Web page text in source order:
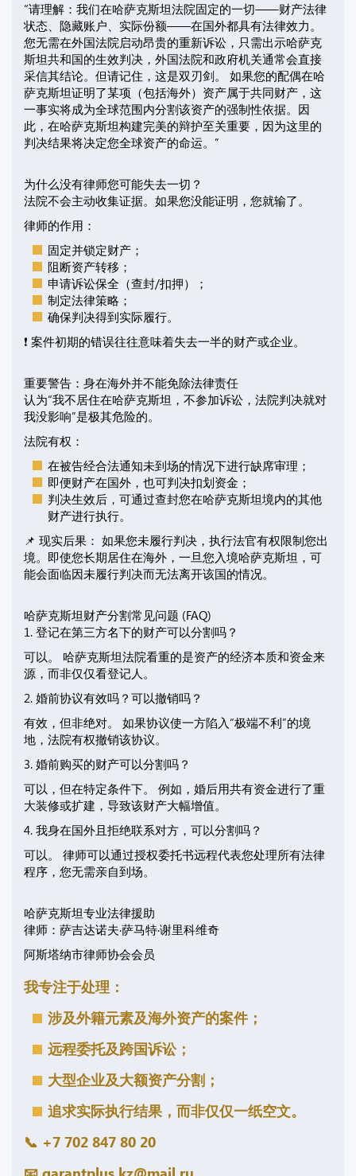
“请理解：我们在哈萨克斯坦法院固定的一切——财产法律
状态、隐藏账户、实际份额——在国外都具有法律效力。
您无需在外国法院启动昂贵的重新诉讼，只需出示哈萨克
斯坦共和国的生效判决，外国法院和政府机关通常会直接
采信其结论。但请记住，这是双刃剑。 如果您的配偶在哈
萨克斯坦证明了某项（包括海外）资产属于共同财产，这
一事实将成为全球范围内分割该资产的强制性依据。因
此，在哈萨克斯坦构建完美的辩护至关重要，因为这里的
判决结果将决定您全球资产的命运。”
为什么没有律师您可能失去一切？
法院不会主动收集证据。如果您没能证明，您就输了。
律师的作用：
固定并锁定财产；
阻断资产转移；
申请诉讼保全（查封/扣押）；
制定法律策略；
确保判决得到实际履行。
❗ 案件初期的错误往往意味着失去一半的财产或企业。
重要警告：身在海外并不能免除法律责任
认为“我不居住在哈萨克斯坦，不参加诉讼，法院判决就对
我没影响”是极其危险的。
法院有权：
在被告经合法通知未到场的情况下进行缺席审理；
即便财产在国外，也可判决扣划资金；
判决生效后，可通过查封您在哈萨克斯坦境内的其他
财产进行执行。
📌 现实后果： 如果您未履行判决，执行法官有权限制您出
境。即使您长期居住在海外，一旦您入境哈萨克斯坦，可
能会面临因未履行判决而无法离开该国的情况。
哈萨克斯坦财产分割常见问题 (FAQ)
1. 登记在第三方名下的财产可以分割吗？
可以。 哈萨克斯坦法院看重的是资产的经济本质和资金来
源，而非仅仅看登记人。
2. 婚前协议有效吗？可以撤销吗？
有效，但非绝对。 如果协议使一方陷入“极端不利”的境
地，法院有权撤销该协议。
3. 婚前购买的财产可以分割吗？
可以，但在特定条件下。 例如，婚后用共有资金进行了重
大装修或扩建，导致该财产大幅增值。
4. 我身在国外且拒绝联系对方，可以分割吗？
可以。 律师可以通过授权委托书远程代表您处理所有法律
程序，您无需亲自到场。
哈萨克斯坦专业法律援助
律师：萨吉达诺夫·萨马特·谢里科维奇
阿斯塔纳市律师协会会员
我专注于处理：
涉及外籍元素及海外资产的案件；
远程委托及跨国诉讼；
大型企业及大额资产分割；
追求实际执行结果，而非仅仅一纸空文。
📞 +7 702 847 80 20